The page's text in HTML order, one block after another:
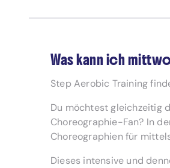
Was kann ich
Step Aerobic Training
Du möchtest gleichzeitig
Choreographie-Fan? In
Choreographien für
Dieses intensive und